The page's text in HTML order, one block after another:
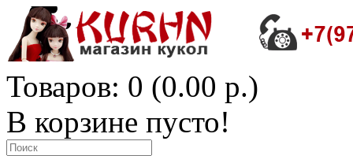
Товаров: 0 (0.00 р.)
В корзине пусто!